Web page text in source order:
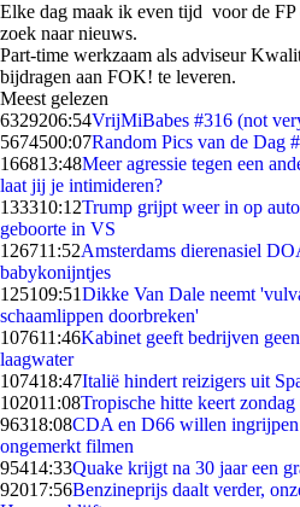
Elke dag maak ik even tijd voor de FP
zoek naar nieuws.
Part-time werkzaam als adviseur
bijdragen aan FOK! te leveren.
Meest gelezen
6329206:54VrijMiBabes #316 (not
5674500:07Random Pics van de Dag
166813:48Meer agressie tegen een
laat jij je intimideren?
133310:12Trump grijpt weer in op
geboorte in VS
126711:52Amsterdams dierenasiel
babykonijntjes
125109:51Dikke Van Dale neemt
schaamlippen doorbreken'
107611:46Kabinet geeft bedrijven
laagwater
107418:47Italië hindert reizigers uit
102011:08Tropische hitte keert
96318:08CDA en D66 willen ingrijpen
ongemerkt filmen
95414:33Quake krijgt na 30 jaar een
92017:56Benzineprijs daalt verder,